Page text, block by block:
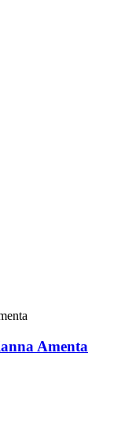
Amenta